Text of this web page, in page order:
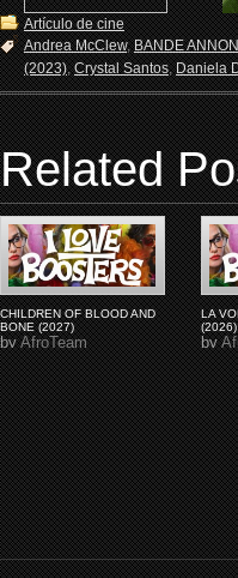
Artículo de cine
Andrea McClew,BANDE
(2023),Crystal Santos,Daniela
Related
CHILDREN OF BLOOD AND
BONE (2027)
byAfroTeam
LA
(2026)
by